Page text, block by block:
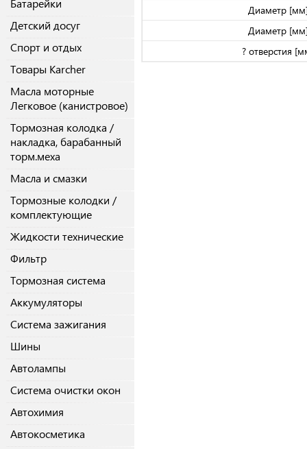
Батарейки
Детский досуг
Спорт и отдых
Товары Karcher
Масла моторные
Легковое (канистровое)
Тормозная колодка /
накладка, барабанный
торм.меха
Масла и смазки
Тормозные колодки /
комплектующие
Жидкости технические
Фильтр
Тормозная система
Аккумуляторы
Система зажигания
Шины
Автолампы
Система очистки окон
Автохимия
Автокосметика
Диаметр
Диаметр
? отверстия